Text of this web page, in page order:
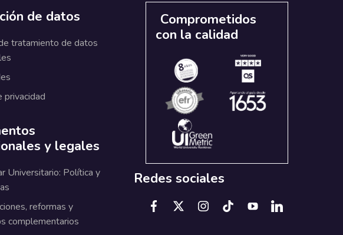
de datos
tratamiento de datos
privacidad
y legales
Universitario: Política y
reformas y
complementarios
Comprometidos
con la calidad
Redes sociales